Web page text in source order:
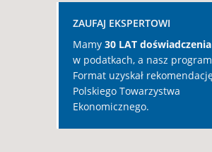
ZAUFAJ EKSPERTOWI
Mamy 30 LAT doświadczenia
w podatkach, a nasz
Format uzyskał
Polskiego Towarzystwa
Ekonomicznego.